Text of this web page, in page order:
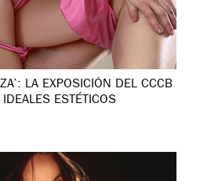
LA EXPOSICIÓN DEL CCCB
ESTÉTICOS